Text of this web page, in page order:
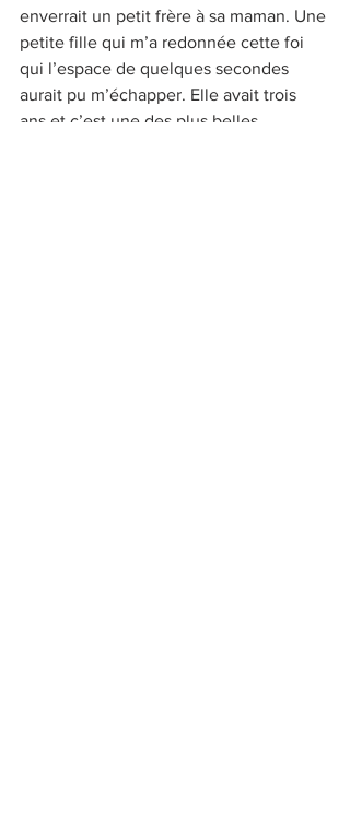
enverrait un petit frère à sa maman. Une
petite fille qui m’a redonnée cette foi
qui l’espace de quelques secondes
aurait pu m’échapper. Elle avait trois
ans et c’est une des plus belles